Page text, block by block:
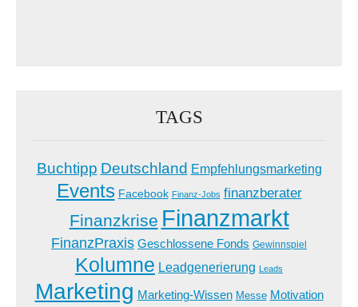
TAGS
Buchtipp Deutschland Empfehlungsmarketing
Events Facebook Finanz-Jobs finanzberater
Finanzkrise Finanzmarkt
FinanzPraxis Geschlossene Fonds Gewinnspiel
Kolumne Leadgenerierung Leads
Marketing Marketing-Wissen Messe Motivation